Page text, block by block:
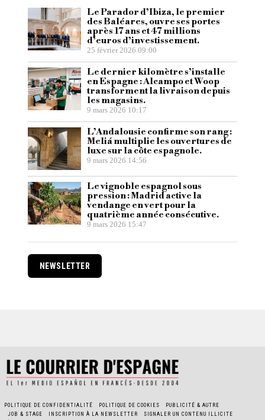
Le Parador d’Ibiza, le premier
des Baléares, ouvre ses portes
après 17 ans et 47 millions
d’euros d’investissement.
25 février 2026 09:00
Le dernier kilomètre s’installe
en Espagne : Alcampo et Woop
transforment la livraison depuis
les magasins.
9 mars 2026 10:17
L’Andalousie confirme son rang :
Meliá multiplie les ouvertures de
luxe sur la côte espagnole.
9 mars 2026 14:56
Le vignoble espagnol sous
pression : Madrid active la
vendange en vert pour la
quatrième année consécutive.
9 mars 2026 15:47
NEWSLETTER
POLITIQUE DE CONFIDENTIALITÉ POLITIQUE DE COOKIES
PUBLICITÉ & AUTRE
JOB & STAGE
INSCRIPTION À LA NEWSLETTER
SIGNALER UN CONTENU ILLICITE